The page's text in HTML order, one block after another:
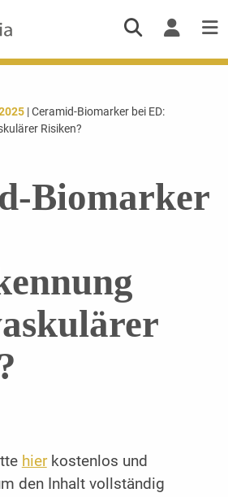
| Ceramid-Biomarker bei ED:
Risiken?
Biomarker
hierkostenlos und
den Inhalt vollständig